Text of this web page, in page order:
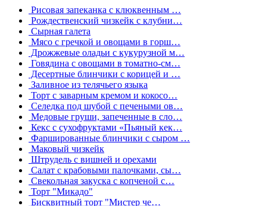
Рисовая запеканка с клюквенным …
Рождественский чизкейк с клубни…
Сырная галета
Мясо с гречкой и овощами в горш…
Дрожжевые оладьи с кукурузной м…
Говядина с овощами в томатно-см…
Десертные блинчики с корицей и …
Заливное из телячьего языка
Торт с заварным кремом и кокосо…
Селедка под шубой с печеными ов…
Медовые груши, запеченные в сло…
Кекс с сухофруктами «Пьяный кек…
Фаршированные блинчики с сыром …
Маковый чизкейк
Штрудель с вишней и орехами
Салат с крабовыми палочками, сы…
Свекольная закуска с копченой с…
Торт "Микадо"
Бисквитный торт "Мистер че…